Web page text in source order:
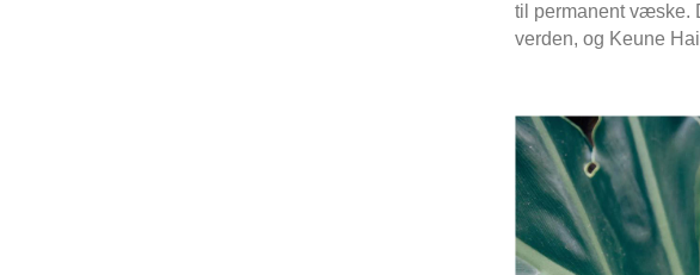
til permanent væske.
verden, og Keune